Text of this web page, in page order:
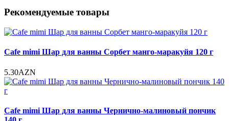
Рекомендуемые товары
Cafe mimi Шар для ванны Сорбет манго-маракуйя 120 г
5.30AZN
Cafe mimi Шар для ванны Чернично-малиновый пончик